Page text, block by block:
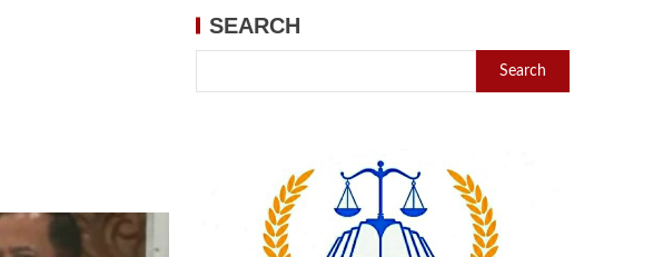
SEARCH
Search